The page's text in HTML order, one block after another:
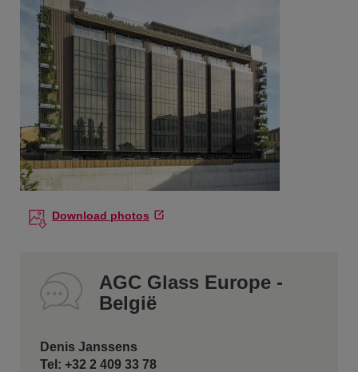
Download photos
AGC Glass Europe -
België
Denis Janssens
Tel: +32 2 409 33 78